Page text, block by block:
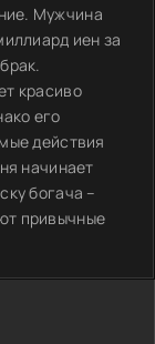
Мужчина
иен за
красиво
его
действия
начинает
богача –
привычные